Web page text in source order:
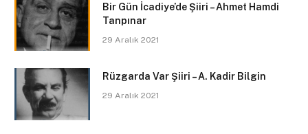
Bir Gün İcadiye’de Şiiri – Ahmet Hamdi
Tanpınar
29 Aralık 2021
Rüzgarda Var Şiiri – A. Kadir Bilgin
29 Aralık 2021